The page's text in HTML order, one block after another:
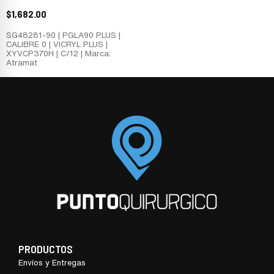
$1,682.00
SG48281-90 | PGLA90 PLUS |
CALIBRE 0 | VICRYL PLUS |
XYVCP370H | C/12 | Marca:
Atramat
PRODUCTOS
Envíos y Entregas